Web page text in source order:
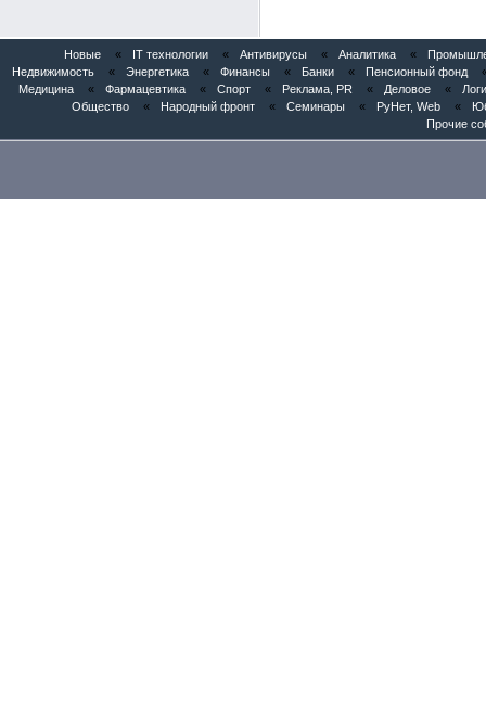
Новые « IT технологии « Антивирусы « Аналитика «
Недвижимость
« Энергетика « Финансы « Банки « Пенсионный фонд
Медицина
« Фармацевтика « Спорт « Реклама, PR « Деловое «
Общество
« Народный фронт « Семинары « РуНет, Web «
Прочие